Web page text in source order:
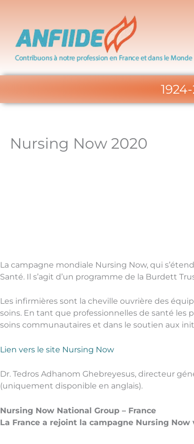
contenu
Nursing Now 2020
La campagne mondiale Nursing Now, qui
Santé. Il s’agit d’un programme de la Burdett
Les infirmières sont la cheville ouvrière des
soins. En tant que professionnelles de santé
soins communautaires et dans le soutien aux
Lien vers le site Nursing Now
Dr. Tedros Adhanom Ghebreyesus, directeur
(uniquement disponible en anglais).
Nursing Now National Group – France
La France a rejoint la campagne Nursing Now